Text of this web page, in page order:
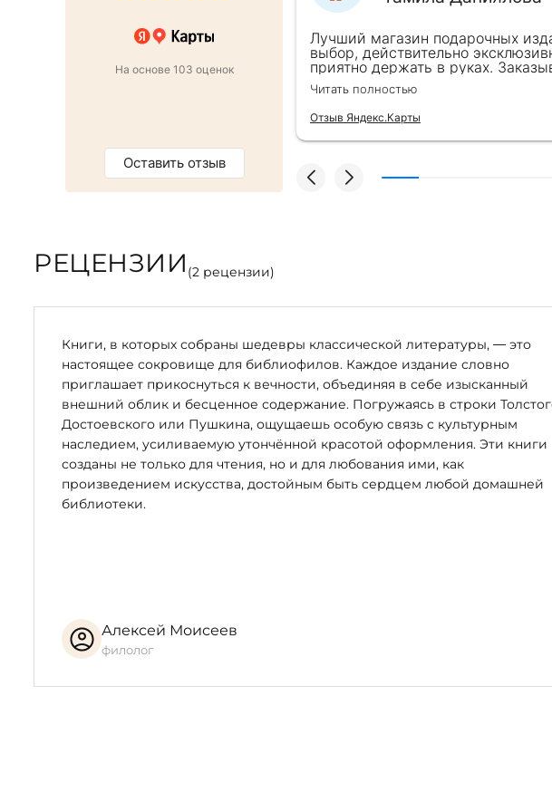
На основе 103 оценок
Оставить отзыв
подарок коллеге. Менеджер
оформили заказ и доставку на
Лучший магазин подарочных
выбор, действительно
приятно держать в руках.
второй раз для бизнес-
безупречно — от общения с
качества самих книг. Однозначно
Читать полностью
Отзыв Яндекс.Карты
РЕЦЕНЗИИ (2 рецензии)
Книги, в которых собраны шедевры классической литературы, — это
настоящее сокровище для библиофилов. Каждое издание словно
приглашает прикоснуться к вечности, объединяя в себе изысканный
внешний облик и бесценное содержание. Погружаясь в строки
Достоевского или Пушкина, ощущаешь особую связь с культурным
наследием, усиливаемую утончённой красотой оформления. Эти книги
созданы не только для чтения, но и для любования ими, как
произведением искусства, достойным быть сердцем любой домашней
библиотеки.
Алексей Моисеев
филолог